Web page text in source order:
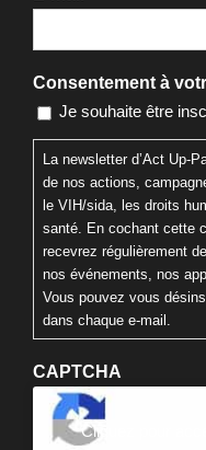
Consentement à
Je souhaite être
La newsletter d’Act Up-
de nos actions,
le VIH/sida, les droits
santé. En cochant cette
recevrez régulièrement
nos événements, nos
Vous pouvez vous
dans chaque e-mail.
CAPTCHA
Cliquez pour